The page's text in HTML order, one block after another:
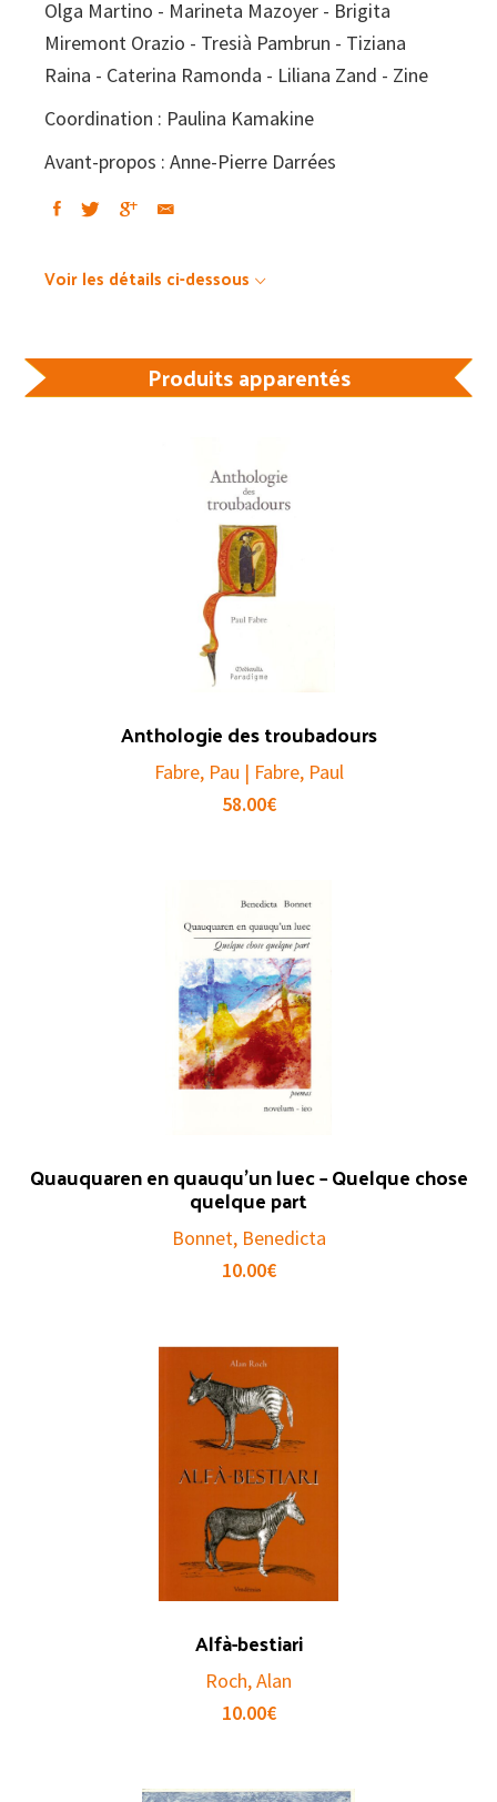
Olga Martino - Marineta Mazoyer - Brigita
Miremont Orazio - Tresià Pambrun - Tiziana
Raina - Caterina Ramonda - Liliana Zand - Zine
Coordination : Paulina Kamakine
Avant-propos : Anne-Pierre Darrées
Voir les détails ci-dessous
Produits apparentés
Anthologie des troubadours
Fabre, Pau | Fabre, Paul
58.00€
Quauquaren en quauqu’un luec – Quelque chose
quelque part
Bonnet, Benedicta
10.00€
Alfà-bestiari
Roch, Alan
10.00€